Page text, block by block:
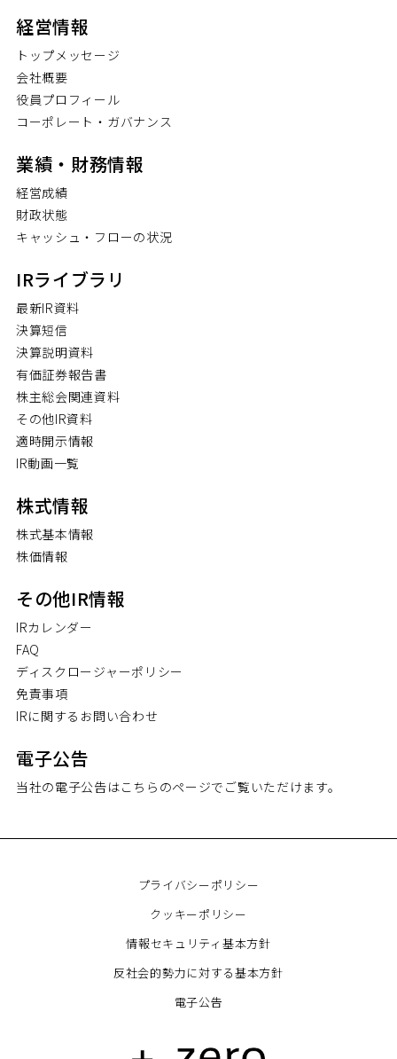
経営情報
トップメッセージ
会社概要
役員プロフィール
コーポレート・ガバナンス
業績・財務情報
経営成績
財政状態
キャッシュ・フローの状況
IRライブラリ
最新IR資料
決算短信
決算説明資料
有価証券報告書
株主総会関連資料
その他IR資料
適時開示情報
IR動画一覧
株式情報
株式基本情報
株価情報
その他IR情報
IRカレンダー
FAQ
ディスクロージャーポリシー
免責事項
IRに関するお問い合わせ
電子公告
当社の電子公告はこちらのページでご覧いただけます。
プライバシーポリシー
クッキーポリシー
情報セキュリティ基本方針
反社会的勢力に対する基本方針
電子公告